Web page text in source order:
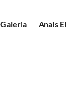
Galeria Anais